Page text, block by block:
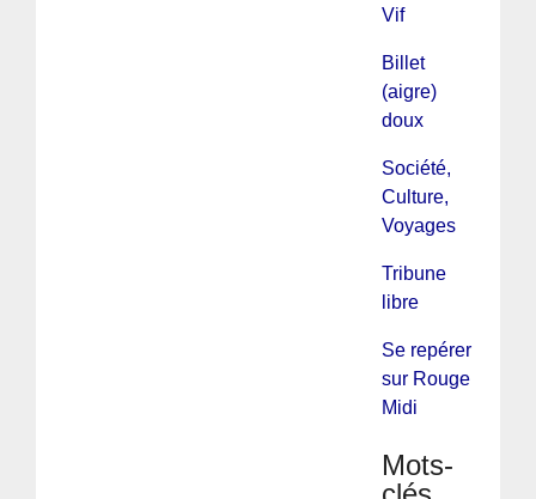
Vif
Billet
(aigre)
doux
Société,
Culture,
Voyages
Tribune
libre
Se repérer
sur Rouge
Midi
Mots-